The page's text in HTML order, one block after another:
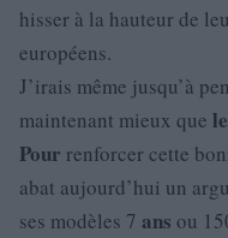
hisser à la hauteur de
européens.
J’irais même jusqu’à
maintenant mieux que
Pour renforcer cette
abat aujourd’hui un
ses modèles 7 ans ou